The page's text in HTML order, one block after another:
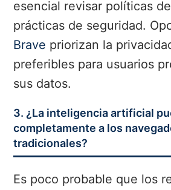
esencial revisar políticas
prácticas de seguridad.
Brave priorizan la
preferibles para usuarios
sus datos.
3. ¿La inteligencia artificial
completamente a los
tradicionales?
Es poco probable que los